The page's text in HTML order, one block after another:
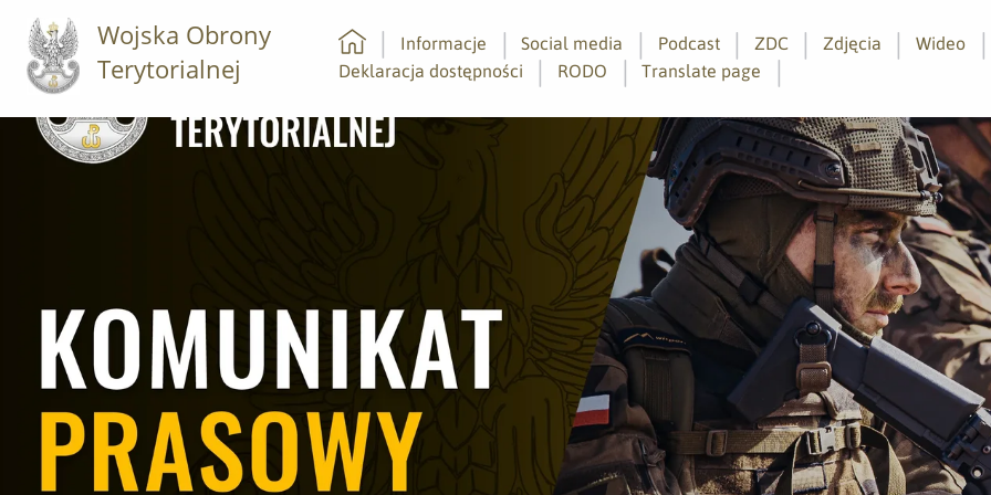
Wojska Obrony
Terytorialnej
Strona główna
Informacje Social media Podcast ZDC Zdjęcia Wideo
Deklaracja dostępności
RODO Translate page